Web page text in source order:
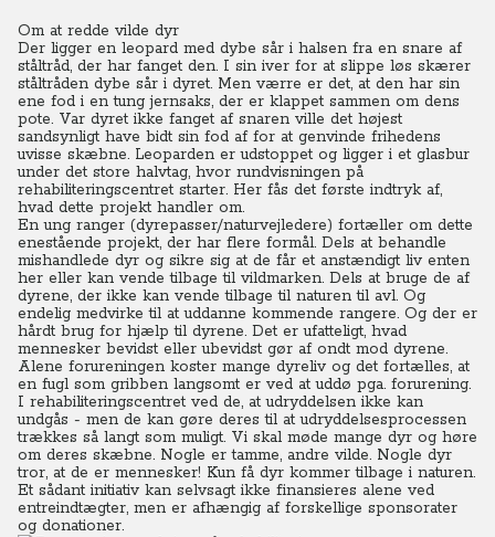
Om at redde vilde dyr
Der ligger en leopard med dybe sår i halsen fra en snare af
ståltråd, der har fanget den. I sin iver for at slippe løs skærer
ståltråden dybe sår i dyret. Men værre er det, at den har sin
ene fod i en tung jernsaks, der er klappet sammen om dens
pote. Var dyret ikke fanget af snaren ville det højest
sandsynligt have bidt sin fod af for at genvinde frihedens
uvisse skæbne. Leoparden er udstoppet og ligger i et glasbur
under det store halvtag, hvor rundvisningen på
rehabiliteringscentret starter. Her fås det første indtryk af,
hvad dette projekt handler om.
En ung ranger (dyrepasser/naturvejledere) fortæller om dette
enestående projekt, der har flere formål. Dels at behandle
mishandlede dyr og sikre sig at de får et anstændigt liv enten
her eller kan vende tilbage til vildmarken. Dels at bruge de af
dyrene, der ikke kan vende tilbage til naturen til avl. Og
endelig medvirke til at uddanne kommende rangere. Og der er
hårdt brug for hjælp til dyrene. Det er ufatteligt, hvad
mennesker bevidst eller ubevidst gør af ondt mod dyrene.
Alene forureningen koster mange dyreliv og det fortælles, at
en fugl som gribben langsomt er ved at uddø pga. forurening.
I rehabiliteringscentret ved de, at udryddelsen ikke kan
undgås - men de kan gøre deres til at udryddelsesprocessen
trækkes så langt som muligt. Vi skal møde mange dyr og høre
om deres skæbne. Nogle er tamme, andre vilde. Nogle dyr
tror, at de er mennesker! Kun få dyr kommer tilbage i naturen.
Et sådant initiativ kan selvsagt ikke finansieres alene ved
entreindtægter, men er afhængig af forskellige sponsorater
og donationer.